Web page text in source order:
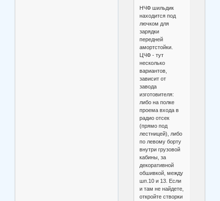
НЧФ шильдик
находится под
лючком для
зарядки
передней
амортстойки.
ЦЧФ - тут
несколько
вариантов,
зависит от
завода
изготовителя:
либо на полке
проема входа в
радио отсек
(прямо под
лестницей), либо
по левому борту
внутри грузовой
кабины, за
декоративной
обшивкой, между
шп.10 и 13. Если
и там не найдете,
откройте створки